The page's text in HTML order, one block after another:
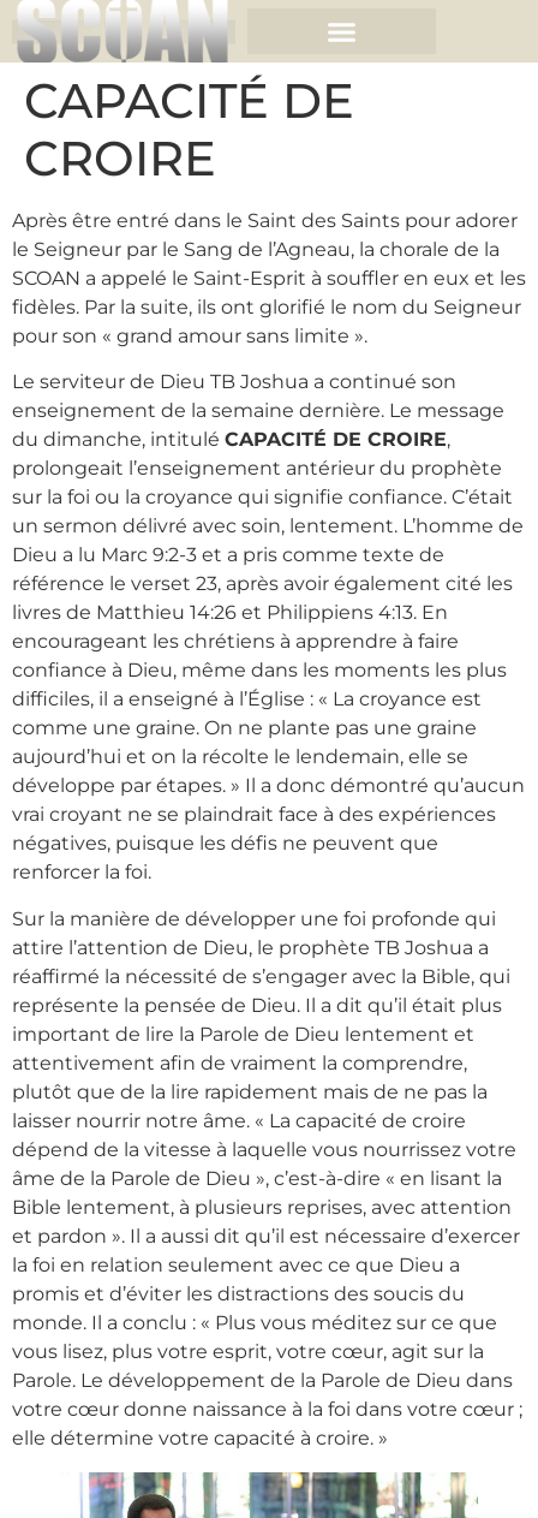
CAPACITÉ DE
CROIRE
Après être entré dans le Saint des Saints pour adorer
le Seigneur par le Sang de l’Agneau, la chorale de la
SCOAN a appelé le Saint-Esprit à souffler en eux et les
fidèles. Par la suite, ils ont glorifié le nom du Seigneur
pour son « grand amour sans limite ».
Le serviteur de Dieu TB Joshua a continué son
enseignement de la semaine dernière. Le message
du dimanche, intitulé CAPACITÉ DE CROIRE,
prolongeait l’enseignement antérieur du prophète
sur la foi ou la croyance qui signifie confiance. C’était
un sermon délivré avec soin, lentement. L’homme de
Dieu a lu Marc 9:2-3 et a pris comme texte de
référence le verset 23, après avoir également cité les
livres de Matthieu 14:26 et Philippiens 4:13. En
encourageant les chrétiens à apprendre à faire
confiance à Dieu, même dans les moments les plus
difficiles, il a enseigné à l’Église : « La croyance est
comme une graine. On ne plante pas une graine
aujourd’hui et on la récolte le lendemain, elle se
développe par étapes. » Il a donc démontré qu’aucun
vrai croyant ne se plaindrait face à des expériences
négatives, puisque les défis ne peuvent que
renforcer la foi.
Sur la manière de développer une foi profonde qui
attire l’attention de Dieu, le prophète TB Joshua a
réaffirmé la nécessité de s’engager avec la Bible, qui
représente la pensée de Dieu. Il a dit qu’il était plus
important de lire la Parole de Dieu lentement et
attentivement afin de vraiment la comprendre,
plutôt que de la lire rapidement mais de ne pas la
laisser nourrir notre âme. « La capacité de croire
dépend de la vitesse à laquelle vous nourrissez votre
âme de la Parole de Dieu », c’est-à-dire « en lisant la
Bible lentement, à plusieurs reprises, avec attention
et pardon ». Il a aussi dit qu’il est nécessaire d’exercer
la foi en relation seulement avec ce que Dieu a
promis et d’éviter les distractions des soucis du
monde. Il a conclu : « Plus vous méditez sur ce que
vous lisez, plus votre esprit, votre cœur, agit sur la
Parole. Le développement de la Parole de Dieu dans
votre cœur donne naissance à la foi dans votre cœur ;
elle détermine votre capacité à croire. »